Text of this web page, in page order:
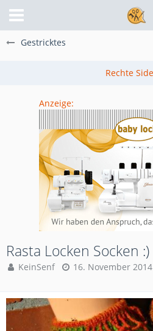
Gestricktes
Anzeige:
Rasta Locken Socken :)
KeinSenf 16. November 2014